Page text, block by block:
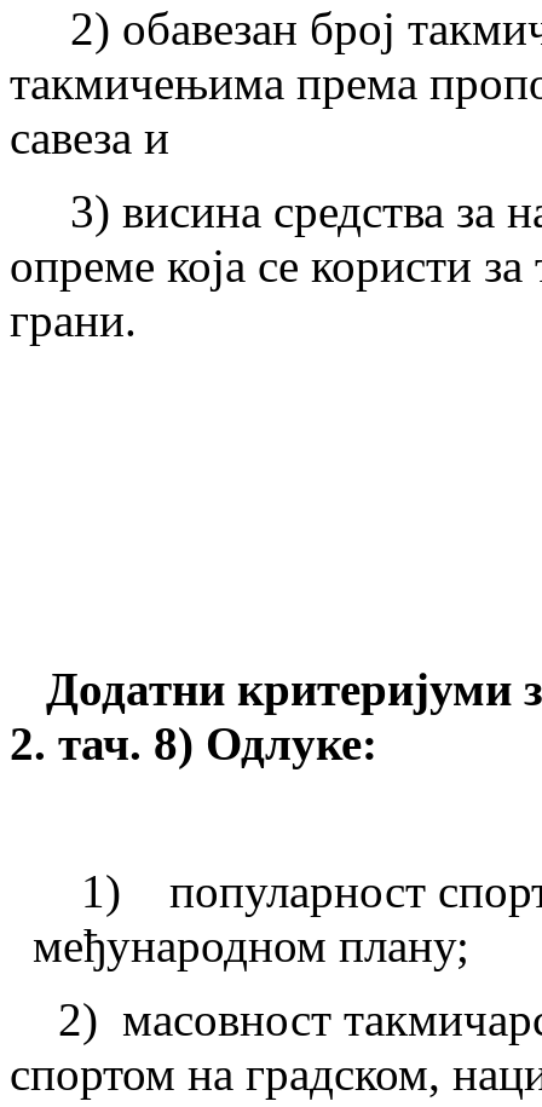
2) обавезан број
такмичењима према
савеза и
3) висина средства за
опреме која се користи
грани.
Додатни критеријуми
2. тач. 8) Одлуке:
1) популарност
међународном плану;
2) масовност
спортом на градском,